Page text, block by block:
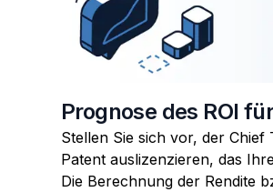
Prognose des ROI
Stellen Sie sich vor, der
Patent auslizenzieren, das
Die Berechnung der Rendite